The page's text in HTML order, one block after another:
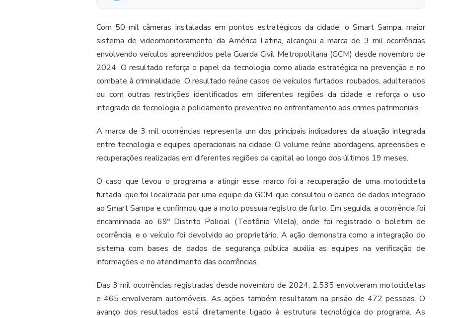
Com 50 mil câmeras instaladas em pontos estratégicos da cidade, o Smart Sampa, maior
sistema de videomonitoramento da América Latina, alcançou a marca de 3 mil ocorrências
envolvendo veículos apreendidos pela Guarda Civil Metropolitana (GCM) desde novembro de
2024. O resultado reforça o papel da tecnologia como aliada estratégica na prevenção e no
combate à criminalidade. O resultado reúne casos de veículos furtados, roubados, adulterados
ou com outras restrições identificados em diferentes regiões da cidade e reforça o uso
integrado de tecnologia e policiamento preventivo no enfrentamento aos crimes patrimoniais.
A marca de 3 mil ocorrências representa um dos principais indicadores da atuação integrada
entre tecnologia e equipes operacionais na cidade. O volume reúne abordagens, apreensões e
recuperações realizadas em diferentes regiões da capital ao longo dos últimos 19 meses.
O caso que levou o programa a atingir esse marco foi a recuperação de uma motocicleta
furtada, que foi localizada por uma equipe da GCM, que consultou o banco de dados integrado
ao Smart Sampa e confirmou que a moto possuía registro de furto. Em seguida, a ocorrência foi
encaminhada ao 69º Distrito Policial (Teotônio Vilela), onde foi registrado o boletim de
ocorrência, e o veículo foi devolvido ao proprietário. A ação demonstra como a integração do
sistema com bases de dados de segurança pública auxilia as equipes na verificação de
informações e no atendimento das ocorrências.
Das 3 mil ocorrências registradas desde novembro de 2024, 2.535 envolveram motocicletas
e 465 envolveram automóveis. As ações também resultaram na prisão de 472 pessoas. O
avanço dos resultados está diretamente ligado à estrutura tecnológica do programa. As